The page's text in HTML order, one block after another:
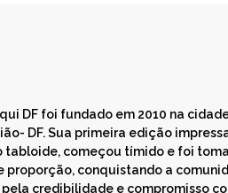
DF foi fundado em 2010 na
DF. Sua primeira edição
tabloide, começou tímido e foi
proporção, conquistando a
credibilidade e compromisso